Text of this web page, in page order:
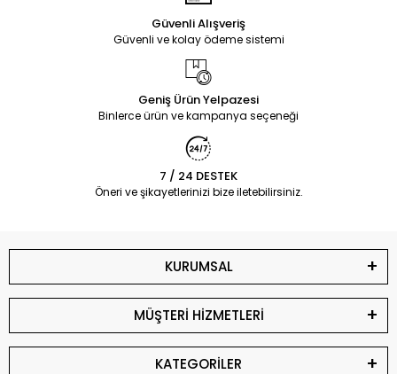
Güvenli Alışveriş
Güvenli ve kolay ödeme sistemi
Geniş Ürün Yelpazesi
Binlerce ürün ve kampanya seçeneği
7 / 24 DESTEK
Öneri ve şikayetlerinizi bize iletebilirsiniz.
KURUMSAL
MÜŞTERİ HİZMETLERİ
KATEGORİLER